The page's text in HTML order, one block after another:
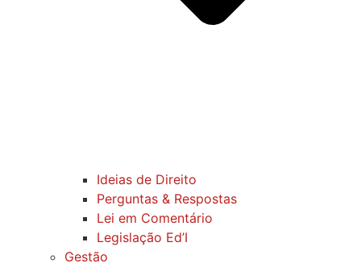
Ideias de Direito
Perguntas & Respostas
Lei em Comentário
Legislação Ed’I
Gestão